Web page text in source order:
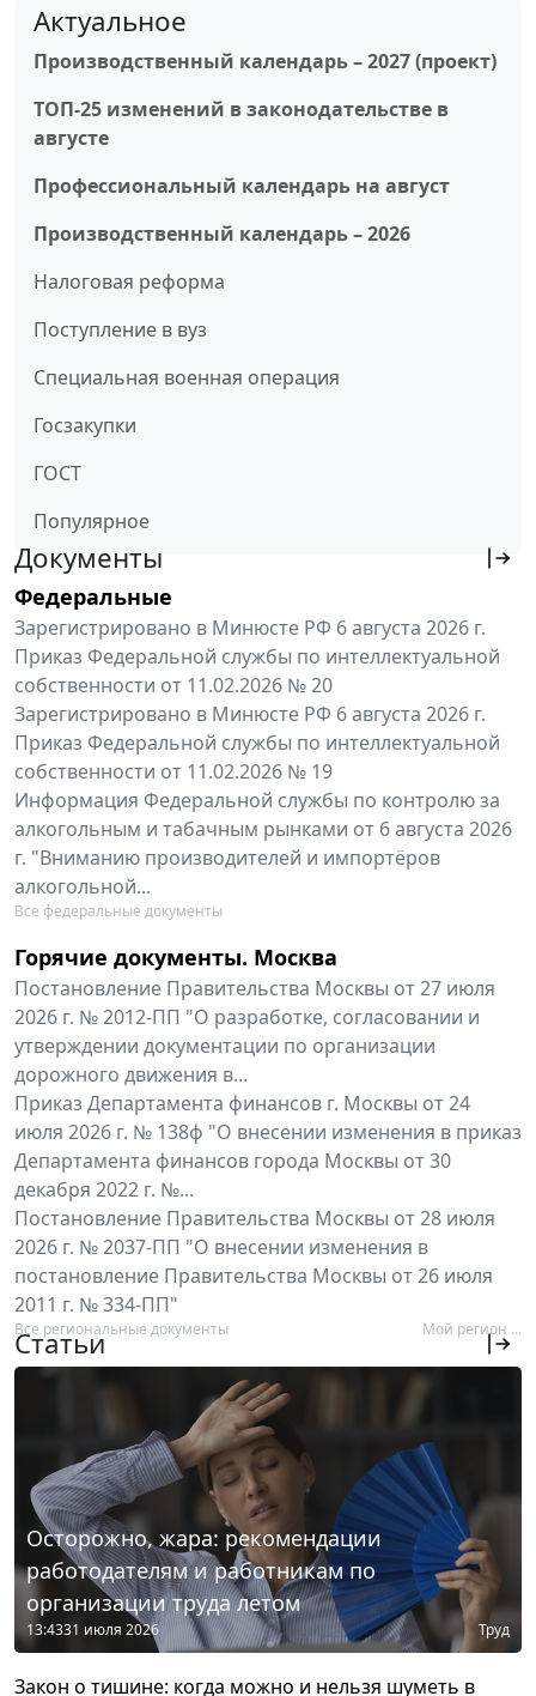
Актуальное
Производственный календарь – 2027 (проект)
ТОП-25 изменений в законодательстве в
августе
Профессиональный календарь на август
Производственный календарь – 2026
Налоговая реформа
Поступление в вуз
Специальная военная операция
Госзакупки
ГОСТ
Популярное
Документы
Федеральные
Зарегистрировано в Минюсте РФ 6 августа 2026 г.
Приказ Федеральной службы по интеллектуальной
собственности от 11.02.2026 № 20
Зарегистрировано в Минюсте РФ 6 августа 2026 г.
Приказ Федеральной службы по интеллектуальной
собственности от 11.02.2026 № 19
Информация Федеральной службы по контролю за
алкогольным и табачным рынками от 6 августа 2026
г. "Вниманию производителей и импортёров
алкогольной...
Все федеральные документы
Горячие документы. Москва
Постановление Правительства Москвы от 27 июля
2026 г. № 2012-ПП "О разработке, согласовании и
утверждении документации по организации
дорожного движения в...
Приказ Департамента финансов г. Москвы от 24
июля 2026 г. № 138ф "О внесении изменения в приказ
Департамента финансов города Москвы от 30
декабря 2022 г. №...
Постановление Правительства Москвы от 28 июля
2026 г. № 2037-ПП "О внесении изменения в
постановление Правительства Москвы от 26 июля
2011 г. № 334-ПП"
Все региональные документы Мой регион ...
Статьи
Осторожно, жара: рекомендации
работодателям и работникам по
организации труда летом
13:4331 июля 2026 Труд
Закон о тишине: когда можно и нельзя шуметь в